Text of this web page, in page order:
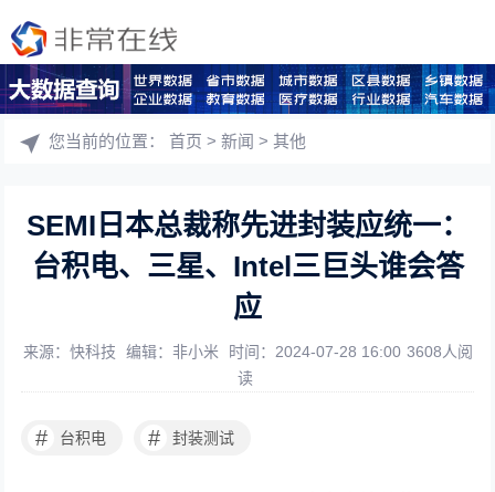
您当前的位置：首页 >新闻 >其他
SEMI日本总裁称先进封装应统一：
台积电、三星、Intel三巨头谁会答
应
来源：快科技 编辑：非小米 时间：2024-07-28 16:00 3608人阅
读
# 台积电 # 封装测试